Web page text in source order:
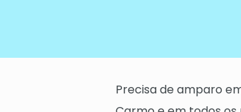
Precisa de amparo